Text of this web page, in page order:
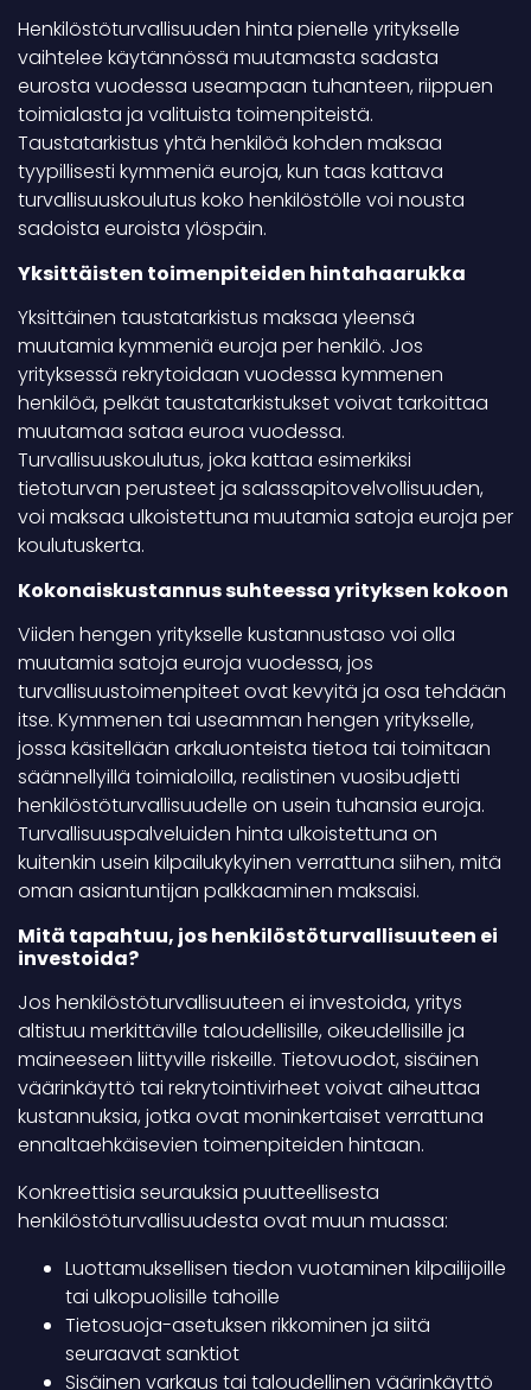
Henkilöstöturvallisuuden hinta pienelle yritykselle
vaihtelee käytännössä muutamasta sadasta
eurosta vuodessa useampaan tuhanteen, riippuen
toimialasta ja valituista toimenpiteistä.
Taustatarkistus yhtä henkilöä kohden maksaa
tyypillisesti kymmeniä euroja, kun taas kattava
turvallisuuskoulutus koko henkilöstölle voi nousta
sadoista euroista ylöspäin.
Yksittäisten toimenpiteiden hintahaarukka
Yksittäinen taustatarkistus maksaa yleensä
muutamia kymmeniä euroja per henkilö. Jos
yrityksessä rekrytoidaan vuodessa kymmenen
henkilöä, pelkät taustatarkistukset voivat tarkoittaa
muutamaa sataa euroa vuodessa.
Turvallisuuskoulutus, joka kattaa esimerkiksi
tietoturvan perusteet ja salassapitovelvollisuuden,
voi maksaa ulkoistettuna muutamia satoja euroja per
koulutuskerta.
Kokonaiskustannus suhteessa yrityksen kokoon
Viiden hengen yritykselle kustannustaso voi olla
muutamia satoja euroja vuodessa, jos
turvallisuustoimenpiteet ovat kevyitä ja osa tehdään
itse. Kymmenen tai useamman hengen yritykselle,
jossa käsitellään arkaluonteista tietoa tai toimitaan
säännellyillä toimialoilla, realistinen vuosibudjetti
henkilöstöturvallisuudelle on usein tuhansia euroja.
Turvallisuuspalveluiden hinta ulkoistettuna on
kuitenkin usein kilpailukykyinen verrattuna siihen, mitä
oman asiantuntijan palkkaaminen maksaisi.
Mitä tapahtuu, jos henkilöstöturvallisuuteen ei
investoida?
Jos henkilöstöturvallisuuteen ei investoida, yritys
altistuu merkittäville taloudellisille, oikeudellisille ja
maineeseen liittyville riskeille. Tietovuodot, sisäinen
väärinkäyttö tai rekrytointivirheet voivat aiheuttaa
kustannuksia, jotka ovat moninkertaiset verrattuna
ennaltaehkäisevien toimenpiteiden hintaan.
Konkreettisia seurauksia puutteellisesta
henkilöstöturvallisuudesta ovat muun muassa:
Luottamuksellisen tiedon vuotaminen kilpailijoille
tai ulkopuolisille tahoille
Tietosuoja-asetuksen rikkominen ja siitä
seuraavat sanktiot
Sisäinen varkaus tai taloudellinen väärinkäyttö